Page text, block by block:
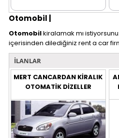
Otomobil |
Otomobilkiralamak mı
içerisinden dilediğiniz rent a car
İLANLAR
MERT CANCARDAN KİRALIK
OTOMATİK DİZELLER